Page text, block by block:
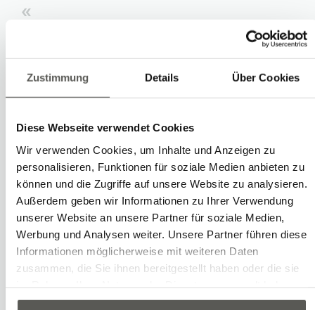
Zustimmung Details Über Cookies
Diese Webseite verwendet Cookies
Wir verwenden Cookies, um Inhalte und Anzeigen zu
personalisieren, Funktionen für soziale Medien anbieten zu
können und die Zugriffe auf unsere Website zu analysieren.
Außerdem geben wir Informationen zu Ihrer Verwendung
unserer Website an unsere Partner für soziale Medien,
Werbung und Analysen weiter. Unsere Partner führen diese
Informationen möglicherweise mit weiteren Daten
zusammen, die Sie ihnen bereitgestellt haben oder die sie
Für unseren automatisierten
Werkzeugwechsel mussten
wir Praxisversuche
durchführen. Dank dem
diese Entwicklung mit
überschaubarem Aufwand
durchführen.